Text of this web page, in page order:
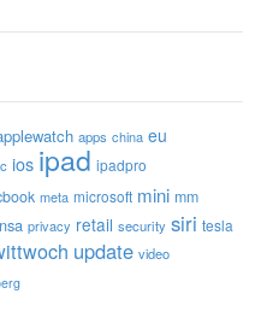
apps china eu
ios ipad ipadpro
meta microsoft mini mm
nsa privacy retail security siri tesla
update video